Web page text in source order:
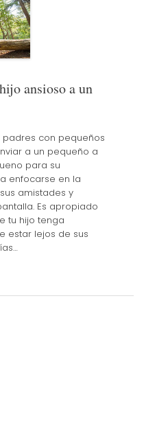
ansioso a un
con pequeños
a un pequeño a
para su
enfocarse en la
amistades y
Es apropiado
tu hijo tenga
estar lejos de sus